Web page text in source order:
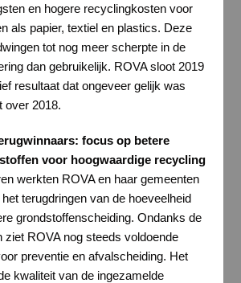
en hogere recyclingkosten voor
als papier, textiel en plastics. Deze
tot nog meer scherpte in de
dan gebruikelijk. ROVA sloot 2019
resultaat dat ongeveer gelijk was
over 2018.
focus op betere
voor hoogwaardige recycling
werkten ROVA en haar gemeenten
terugdringen van de hoeveelheid
grondstoffenscheiding. Ondanks de
ziet ROVA nog steeds voldoende
preventie en afvalscheiding. Het
kwaliteit van de ingezamelde